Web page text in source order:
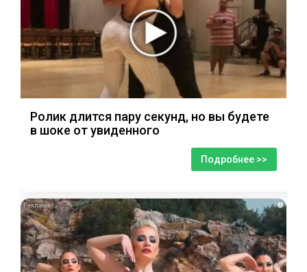
Ролик длится пару секунд, но вы будете
в шоке от увиденного
Подробнее >>
i